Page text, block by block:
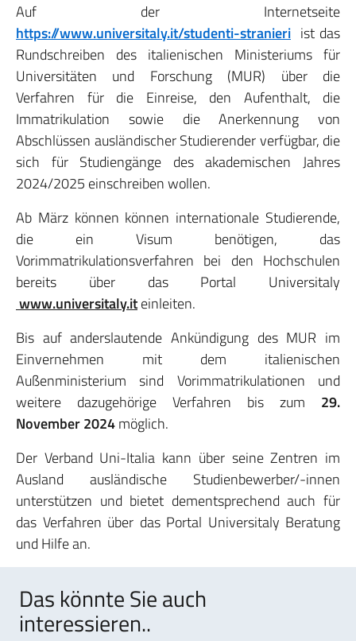
Auf der Internetseite
https://www.universitaly.it/studenti-stranieri ist das
Rundschreiben des italienischen Ministeriums für
Universitäten und Forschung (MUR) über die
Verfahren für die Einreise, den Aufenthalt, die
Immatrikulation sowie die Anerkennung von
Abschlüssen ausländischer Studierender verfügbar, die
sich für Studiengänge des akademischen Jahres
2024/2025 einschreiben wollen.
Ab März können können internationale Studierende,
die ein Visum benötigen, das
Vorimmatrikulationsverfahren bei den Hochschulen
bereits über das Portal Universitaly
www.universitaly.iteinleiten.
Bis auf anderslautende Ankündigung des MUR im
Einvernehmen mit dem italienischen
Außenministerium sind Vorimmatrikulationen und
weitere dazugehörige Verfahren bis zum 29.
November 2024möglich.
Der Verband Uni-Italia kann über seine Zentren im
Ausland ausländische Studienbewerber/-innen
unterstützen und bietet dementsprechend auch für
das Verfahren über das Portal Universitaly Beratung
und Hilfe an.
Das könnte Sie auch
interessieren..